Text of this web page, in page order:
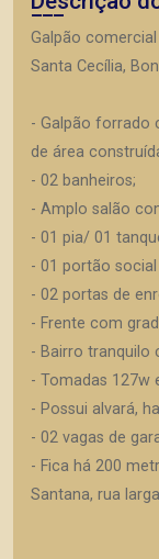
Galpão
Santa Cecília,
- Galpão forrado
de área
- 02 banheiros;
- Amplo salão
- 01 pia/ 01
- 01 portão
- 02 portas de
- Frente com
- Bairro tranquilo
- Tomadas 127w
- Possui alvará,
- 02 vagas de
- Fica há 200
Santana, rua